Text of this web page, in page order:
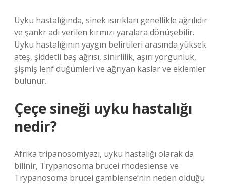
Uyku hastalığında, sinek ısırıkları genellikle ağrılıdır
ve şankr adı verilen kırmızı yaralara dönüşebilir.
Uyku hastalığının yaygın belirtileri arasında yüksek
ateş, şiddetli baş ağrısı, sinirlilik, aşırı yorgunluk,
şişmiş lenf düğümleri ve ağrıyan kaslar ve eklemler
bulunur.
Çeçe sineği uyku hastalığı
nedir?
Afrika tripanosomiyazı, uyku hastalığı olarak da
bilinir, Trypanosoma brucei rhodesiense ve
Trypanosoma brucei gambiense’nin neden olduğu